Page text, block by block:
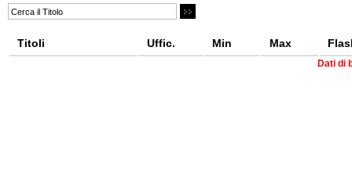
Titoli Uffic. Min Max
Dati di